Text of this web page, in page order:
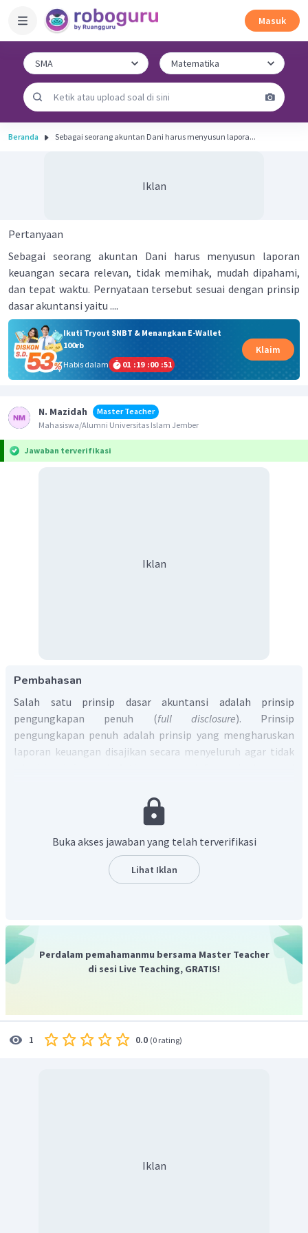
Masuk
Beranda Sebagai seorang akuntan Dani harus menyusun lapora...
Iklan
Pertanyaan
Sebagai seorang akuntan Dani harus menyusun laporan
keuangan secara relevan, tidak memihak, mudah dipahami,
dan tepat waktu. Pernyataan tersebut sesuai dengan prinsip
dasar akuntansi yaitu ....
Ikuti Tryout SNBT & Menangkan E-Wallet
100rb
Habis dalam
01 :19 :00 :50
Klaim
N. Mazidah
Master Teacher
Mahasiswa/Alumni Universitas Islam Jember
Jawaban terverifikasi
Iklan
Pembahasan
Salah satu prinsip dasar akuntansi adalah prinsip
pengungkapan penuh (full disclosure). Prinsip
pengungkapan penuh adalah prinsip yang mengharuskan
laporan keuangan disajikan secara menyeluruh agar tidak
dipahami, dan tepat waktu.
Buka akses jawaban yang telah terverifikasi
Lihat Iklan
Perdalam pemahamanmu bersama Master Teacher
di sesi Live Teaching, GRATIS!
1 0.0 (0 rating)
Iklan